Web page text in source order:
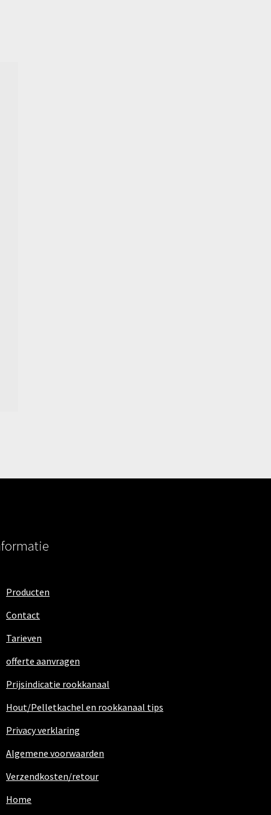
Producten
Contact
Tarieven
offerte aanvragen
Prijsindicatie rookkanaal
Hout/Pelletkachel en rookkanaal tips
Privacy verklaring
Algemene voorwaarden
Verzendkosten/retour
Home